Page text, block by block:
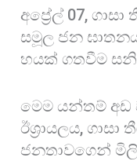
අප්‍රේල් 07,
සමූල ජන
හයක් ගතවීම
මෙම යන්තම් අඩ
ඊශ්‍රායලය,
ජනතාවගෙන්